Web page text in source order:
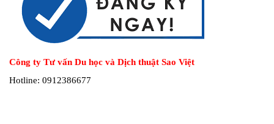
Công ty Tư vấn Du học và Dịch thuật Sao Việt
Hotline: 0912386677